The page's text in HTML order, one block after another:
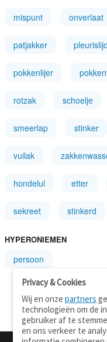
mispunt onverlaat
patjakker
pokkenlijer
rotzak schoelje
smeerlap stinker
vuilak
hondelul etter
sekreet stinkerd
HYPERONIEMEN
persoon
Privacy & Cookies
Wij en onzepartners
technologieën om de
gebruiker af te
en ons verkeer te